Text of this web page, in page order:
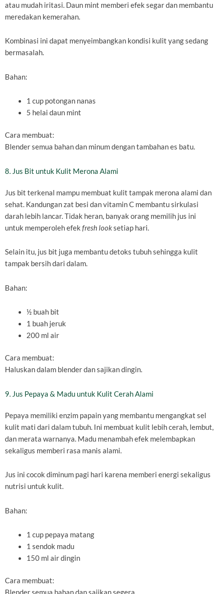
atau mudah iritasi. Daun mint memberi efek segar dan membantu
meredakan kemerahan.
Kombinasi ini dapat menyeimbangkan kondisi kulit yang sedang
bermasalah.
Bahan:
1 cup potongan nanas
5 helai daun mint
Cara membuat:
Blender semua bahan dan minum dengan tambahan es batu.
8. Jus Bit untuk Kulit Merona Alami
Jus bit terkenal mampu membuat kulit tampak merona alami dan
sehat. Kandungan zat besi dan vitamin C membantu sirkulasi
darah lebih lancar. Tidak heran, banyak orang memilih jus ini
untuk memperoleh efek fresh looksetiap hari.
Selain itu, jus bit juga membantu detoks tubuh sehingga kulit
tampak bersih dari dalam.
Bahan:
½ buah bit
1 buah jeruk
200 ml air
Cara membuat:
Haluskan dalam blender dan sajikan dingin.
9. Jus Pepaya & Madu untuk Kulit Cerah Alami
Pepaya memiliki enzim papain yang membantu mengangkat sel
kulit mati dari dalam tubuh. Ini membuat kulit lebih cerah, lembut,
dan merata warnanya. Madu menambah efek melembapkan
sekaligus memberi rasa manis alami.
Jus ini cocok diminum pagi hari karena memberi energi sekaligus
nutrisi untuk kulit.
Bahan:
1 cup pepaya matang
1 sendok madu
150 ml air dingin
Cara membuat: